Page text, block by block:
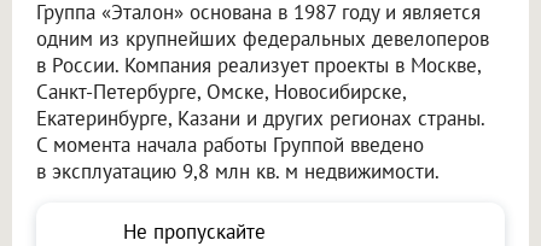
Группа «Эталон» основана в 1987 году и является
одним из крупнейших федеральных девелоперов
в России. Компания реализует проекты в Москве,
Санкт-Петербурге, Омске, Новосибирске,
Екатеринбурге, Казани и других регионах страны.
С момента начала работы Группой введено
в эксплуатацию 9,8 млн кв. м недвижимости.
Не пропускайте